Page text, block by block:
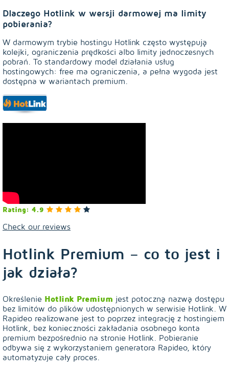
Dlaczego Hotlink w wersji darmowej ma limity
pobierania?
W darmowym trybie hostingu Hotlink często występują
kolejki, ograniczenia prędkości albo limity jednoczesnych
pobrań. To standardowy model działania usług
hostingowych: free ma ograniczenia, a pełna wygoda jest
dostępna w wariantach premium.
Rating: 4.9
Check our reviews
Hotlink Premium – co to jest i
jak działa?
Określenie Hotlink Premium jest potoczną nazwą dostępu
bez limitów do plików udostępnionych w serwisie Hotlink. W
Rapideo realizowane jest to poprzez integrację z hostingiem
Hotlink, bez konieczności zakładania osobnego konta
premium bezpośrednio na stronie Hotlink. Pobieranie
odbywa się z wykorzystaniem generatora Rapideo, który
automatyzuje cały proces.